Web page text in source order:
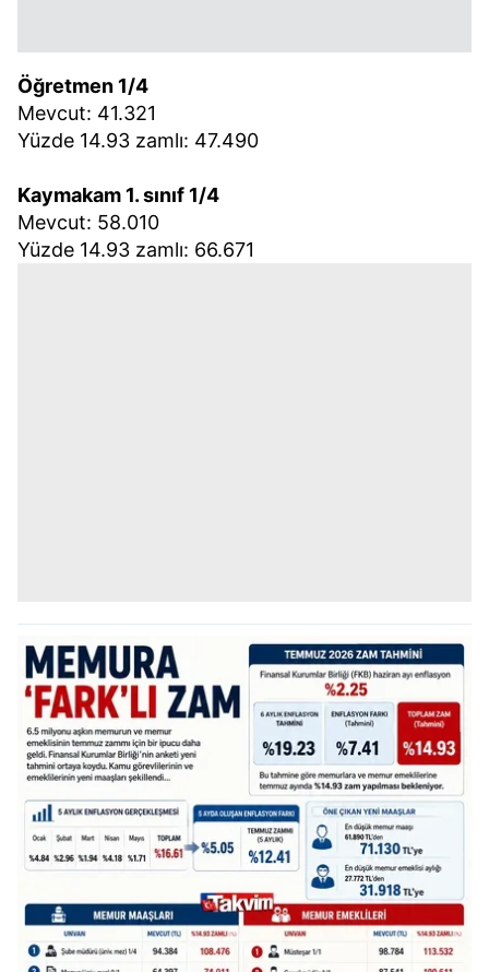
Öğretmen 1/4
Mevcut: 41.321
Yüzde 14.93 zamlı: 47.490
Kaymakam 1. sınıf 1/4
Mevcut: 58.010
Yüzde 14.93 zamlı: 66.671